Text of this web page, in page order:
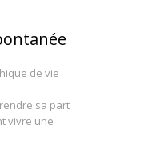
de vie
sa part
vivre une